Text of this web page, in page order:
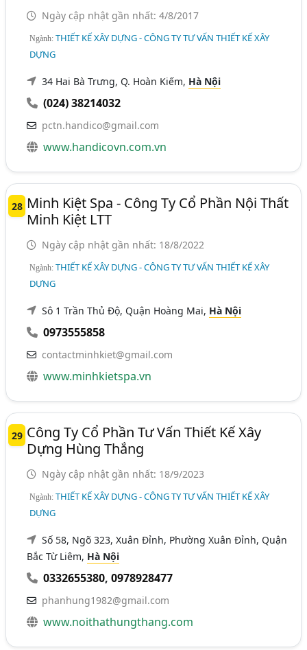
Ngày cập nhật gần nhất: 4/8/2017
Ngành:THIẾT KẾ XÂY DỰNG - CÔNG TY TƯ VẤN THIẾT KẾ XÂY
DỰNG
34 Hai Bà Trưng, Q. Hoàn Kiếm, Hà Nội
(024) 38214032
pctn.handico@gmail.com
www.handicovn.com.vn
28 Minh Kiệt Spa - Công Ty Cổ Phần Nội Thất
Minh Kiệt LTT
Ngày cập nhật gần nhất: 18/8/2022
Ngành:THIẾT KẾ XÂY DỰNG - CÔNG TY TƯ VẤN THIẾT KẾ XÂY
DỰNG
Sô 1 Trần Thủ Độ, Quận Hoàng Mai, Hà Nội
0973555858
contactminhkiet@gmail.com
www.minhkietspa.vn
29 Công Ty Cổ Phần Tư Vấn Thiết Kế Xây
Dựng Hùng Thắng
Ngày cập nhật gần nhất: 18/9/2023
Ngành:THIẾT KẾ XÂY DỰNG - CÔNG TY TƯ VẤN THIẾT KẾ XÂY
DỰNG
Số 58, Ngõ 323, Xuân Đỉnh, Phường Xuân Đỉnh, Quận
Bắc Từ Liêm, Hà Nội
0332655380,0978928477
phanhung1982@gmail.com
www.noithathungthang.com